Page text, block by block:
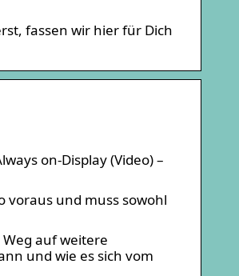
fassen wir hier für Dich
on-Display (Video) –
voraus und muss sowohl
auf weitere
und wie es sich vom